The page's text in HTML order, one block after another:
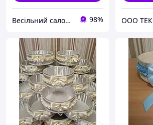
Весільний салон "Принцеса" 98%